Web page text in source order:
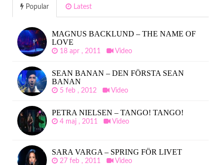
Popular Latest
MAGNUS BACKLUND – THE NAME OF
LOVE
18 apr , 2011 Video
SEAN BANAN – DEN FÖRSTA SEAN
BANAN
5 feb , 2012 Video
PETRA NIELSEN – TANGO! TANGO!
4 maj , 2011 Video
SARA VARGA – SPRING FÖR LIVET
27 feb , 2011 Video